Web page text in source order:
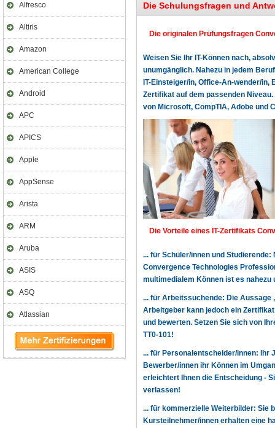
Alfresco
Altiris
Amazon
American College
Android
APC
APICS
Apple
AppSense
Arista
ARM
Aruba
ASIS
ASQ
Atlassian
Die Schulungsfragen und
Die originalen Prüfungsfragen
Weisen Sie Ihr IT-Können nach,
unumgänglich. Nahezu in jedem
IT-Einsteiger/in, Office-An-wender/
Zertifikat auf dem passenden
von Microsoft, CompTIA, Adobe und
Die Vorteile eines IT-Zertifikats
... für Schüler/innen und
Convergence Technologies
multimedialem Können ist es nahezu
... für Arbeitssuchende: Die Aussage
Arbeitgeber kann jedoch ein
und bewerten. Setzen Sie sich von
TT0-101!
... für Personalentscheider/innen: Ihr
Bewerber/innen ihr Können im
erleichtert Ihnen die Entscheidung -
verlassen!
... für kommerzielle Weiterbilder: Sie
Kursteilnehmer/innen erhalten eine